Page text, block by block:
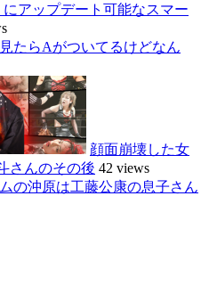
にアップデート可能なスマー
たらAがついてるけどなん
顔面崩壊した女
さんのその後 42 views
の沖原は工藤公康の息子さん